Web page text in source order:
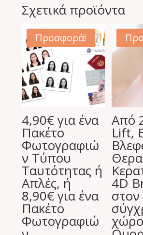
Σχετικά προϊόντα
Προσφορά!
4,90€ για ένα
Πακέτο
Φωτογραφιώ
ν Τύπου
Ταυτότητας ή
Απλές, ή
8,90€ για ένα
Πακέτο
Φωτογραφιώ
Από
Lift,
4D
στον
χώρο